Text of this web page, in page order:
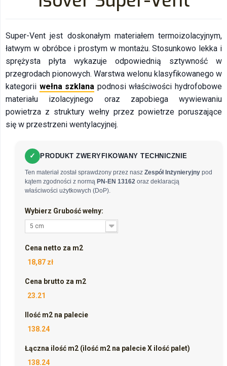
Super-Vent jest doskonałym materiałem termoizolacyjnym,
łatwym w obróbce i prostym w montażu. Stosunkowo lekka i
sprężysta płyta wykazuje odpowiednią sztywność w
przegrodach pionowych. Warstwa welonu klasyfikowanego w
kategorii wełna szklana podnosi właściwości hydrofobowe
materiału izolacyjnego oraz zapobiega wywiewaniu
powietrza z struktury wełny przez powietrze poruszające
się w przestrzeni wentylacyjnej.
✓ PRODUKT ZWERYFIKOWANY TECHNICZNIE
Ten materiał został sprawdzony przez nasz Zespół Inżynieryjny pod
kątem zgodności z normą PN-EN 13162 oraz deklaracją
właściwości użytkowych (DoP).
Wybierz Grubość wełny:
5 cm
Cena netto za m2
18,87 zł
Cena brutto za m2
23.21
Ilość m2 na palecie
138.24
Łączna ilość m2 (ilość m2 na palecie X ilość palet)
138.24